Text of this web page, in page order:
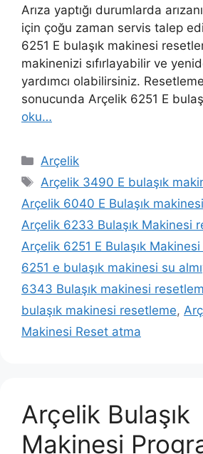
Arıza yaptığı durumlarda
için çoğu zaman servis talep
6251 E bulaşık makinesi
makinenizi sıfırlayabilir ve
yardımcı olabilirsiniz.
sonucunda Arçelik 6251 E
oku…
Kategoriler
Arçelik
Etiketler
Arçelik 3490 E bulaşık
Arçelik 6040 E Bulaşık
Arçelik 6233 Bulaşık Makinesi
Arçelik 6251 E Bulaşık Makinesi
6251 e bulaşık makinesi su
6343 Bulaşık makinesi
bulaşık makinesi resetleme,
Makinesi Reset atma
Arçelik Bulaşık
Makinesi